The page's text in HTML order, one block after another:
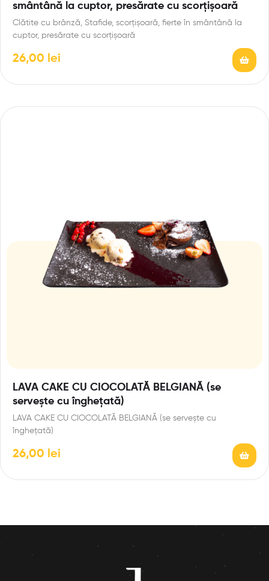
smântână la cuptor, presărate cu scorțișoară
Clătite cu brânză, Stafide, scorțișoară, fierte în smântână la
cuptor, presărate cu scorțișoară
26,00 lei
LAVA CAKE CU CIOCOLATĂ BELGIANĂ (se
servește cu înghețată)
LAVA CAKE CU CIOCOLATĂ BELGIANĂ (se servește cu
înghețată)
26,00 lei